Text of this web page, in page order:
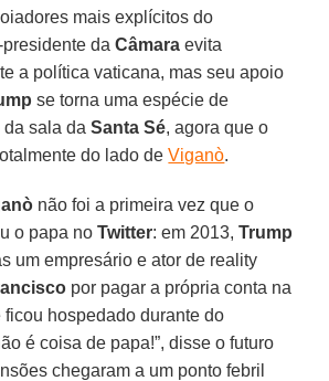
mais explícitos do
presidente daCâmara evita
a política vaticana, mas seu apoio
se torna uma espécie de
da sala daSanta Sé, agora que o
do lado deViganò.
não foi a primeira vez que o
o papa noTwitter: em 2013,Trump
um empresário e ator de reality
por pagar a própria conta na
ficou hospedado durante do
é coisa de papa!”, disse o futuro
chegaram a um ponto febril